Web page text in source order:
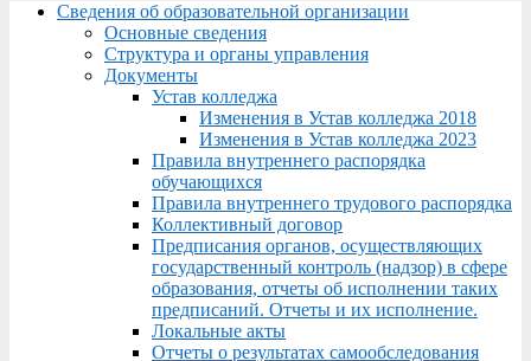
Menu
Сведения об образовательной организации
Основные сведения
Структура и органы управления
Документы
Устав колледжа
Изменения в Устав колледжа 2018
Изменения в Устав колледжа 2023
Правила внутреннего распорядка
обучающихся
Правила внутреннего трудового распорядка
Коллективный договор
Предписания органов, осуществляющих
государственный контроль (надзор) в сфере
образования, отчеты об исполнении таких
предписаний. Отчеты и их исполнение.
Локальные акты
Отчеты о результатах самообследования